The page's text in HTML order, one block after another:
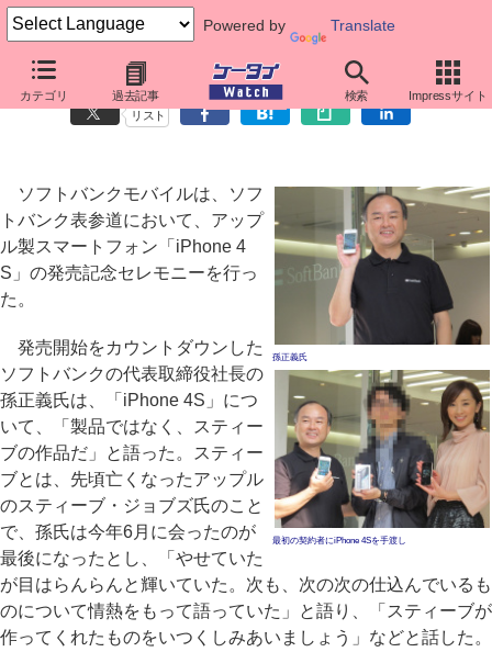
Powered by Translate
カテゴリ 過去記事 検索 Impressサイト
孫氏「iPhone 4Sはスティーブの作品」、表参道で発売記念イベント
リスト
孫正義氏
最初の契約者にiPhone 4Sを手渡し
ソフトバンクモバイルは、ソフ
トバンク表参道において、アップ
ル製スマートフォン「iPhone 4
S」の発売記念セレモニーを行っ
た。
発売開始をカウントダウンした
ソフトバンクの代表取締役社長の
孫正義氏は、「iPhone 4S」につ
いて、「製品ではなく、スティー
ブの作品だ」と語った。スティー
ブとは、先頃亡くなったアップル
のスティーブ・ジョブズ氏のこと
で、孫氏は今年6月に会ったのが
最後になったとし、「やせていた
が目はらんらんと輝いていた。次も、次の次の仕込んでいるも
のについて情熱をもって語っていた」と語り、「スティーブが
作ってくれたものをいつくしみあいましょう」などと話した。